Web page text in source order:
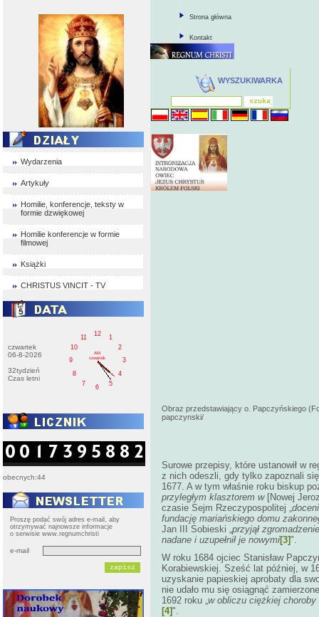
Wydarzenia
Artykuły
Homilie, konferencje, teksty w
formie dzwiękowej
Homilie konferencje w formie
filmowej
Książki
CHRISTUS VINCIT - TV
czwartek
06-8-2026
32tydzień
Czas letni
1
2
3
4
5
6
7
8
9
10
11
12
AM
czwartek
obecnych:44
Proszę podać swój adres e-mail, aby
otrzymywać najnowsze informacje
o serwisie www.regnumchristi
e-mail
Strona główna
Kontakt
WYSZUKIWARKA
Obraz przedstawiający o. Papczyńskiego
papczynski/
Surowe przepisy, które ustanowił w
z nich odeszli, gdy tylko zapoznali
1677. A w tym właśnie roku biskup
przyległym klasztorem w[Nowej
czasie Sejm Rzeczypospolitej „
fundację mariańskiego domu
Jan III Sobieski „przyjął
nadane i uzupełnił je nowymi[3]".
W roku 1684 ojciec Stanisław
Korabiewskiej. Sześć lat później, w
uzyskanie papieskiej aprobaty dla
nie udało mu się osiągnąć
1692 roku „w obliczu ciężkiej
[4]".